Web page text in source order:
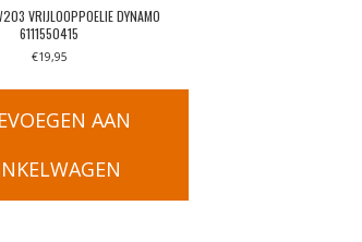
VRIJLOOPPOELIE DYNAMO
6111550415
€19,95
AAN